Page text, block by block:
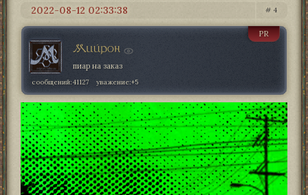
4
2022-08-12 02:33:38
Мийрон
PR
пиар на заказ
сообщений:41127 уважение:+5